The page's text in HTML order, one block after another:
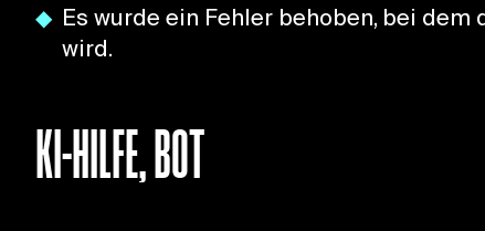
Es wurde ein Fehler behoben, bei
wird.
KI-HILFE, BOT